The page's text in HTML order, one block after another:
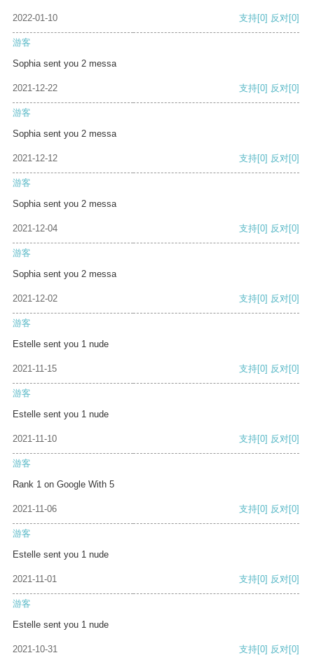
2022-01-10 支持[0] 反对[0]
游客
Sophia sent you 2 messa
2021-12-22 支持[0] 反对[0]
游客
Sophia sent you 2 messa
2021-12-12 支持[0] 反对[0]
游客
Sophia sent you 2 messa
2021-12-04 支持[0] 反对[0]
游客
Sophia sent you 2 messa
2021-12-02 支持[0] 反对[0]
游客
Estelle sent you 1 nude
2021-11-15 支持[0] 反对[0]
游客
Estelle sent you 1 nude
2021-11-10 支持[0] 反对[0]
游客
Rank 1 on Google With 5
2021-11-06 支持[0] 反对[0]
游客
Estelle sent you 1 nude
2021-11-01 支持[0] 反对[0]
游客
Estelle sent you 1 nude
2021-10-31 支持[0] 反对[0]